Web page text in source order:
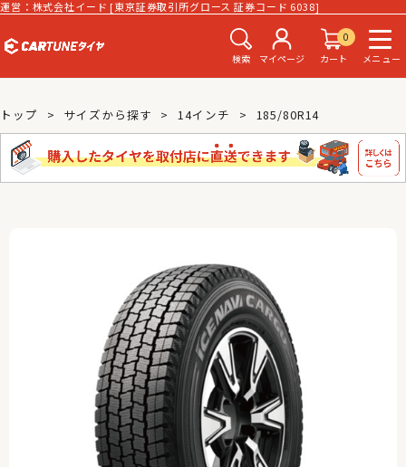
運営：株式会社イード [東京証券取引所グロース 証券コード 6038]
検索 マイページ
0
カート
メニュー
トップ サイズから探す 14インチ 185/80R14